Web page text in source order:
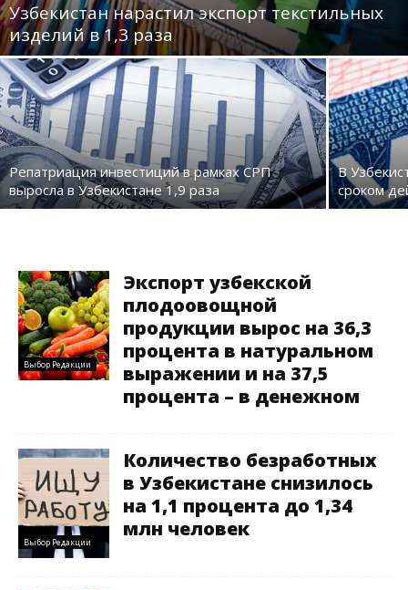
Узбекистан нарастил экспорт текстильных
изделий в 1,3 раза
Репатриация инвестиций в рамках СРП
выросла в Узбекистане 1,9 раза
В
сроком
Выбор Редакции
Экспорт узбекской
плодоовощной
продукции вырос на 36,3
процента в натуральном
выражении и на 37,5
процента – в денежном
Выбор Редакции
Количество безработных
в Узбекистане снизилось
на 1,1 процента до 1,34
млн человек